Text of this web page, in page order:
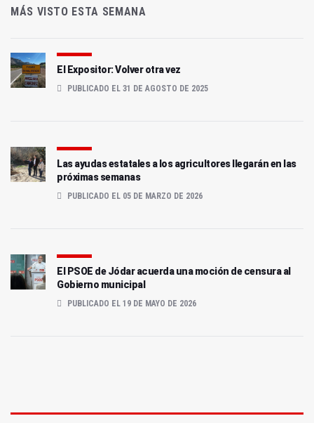
MÁS VISTO ESTA SEMANA
El Expositor: Volver otra vez
PUBLICADO EL 31 DE AGOSTO DE 2025
Las ayudas estatales a los agricultores llegarán en las
próximas semanas
PUBLICADO EL 05 DE MARZO DE 2026
El PSOE de Jódar acuerda una moción de censura al
Gobierno municipal
PUBLICADO EL 19 DE MAYO DE 2026